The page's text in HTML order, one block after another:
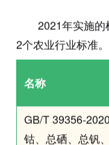
2021年实施的
2个农业行业标准。
名称
GB/T 39356-
钴、总硒、总钒